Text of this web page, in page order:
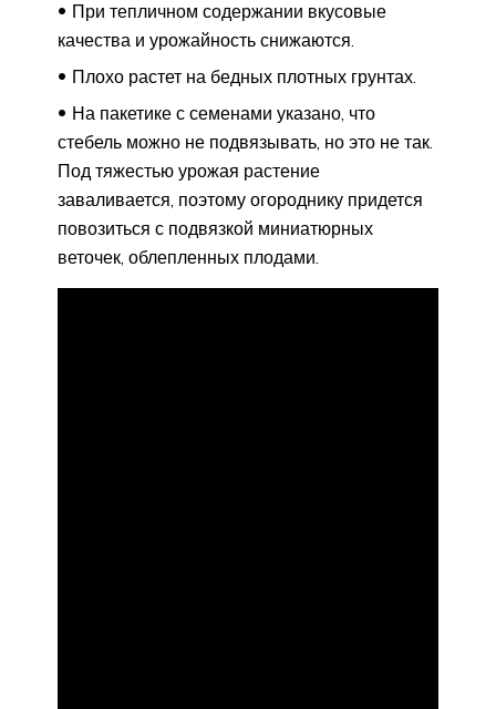
При тепличном содержании вкусовые
качества и урожайность снижаются.
Плохо растет на бедных плотных грунтах.
На пакетике с семенами указано, что
стебель можно не подвязывать, но это не так.
Под тяжестью урожая растение
заваливается, поэтому огороднику придется
повозиться с подвязкой миниатюрных
веточек, облепленных плодами.